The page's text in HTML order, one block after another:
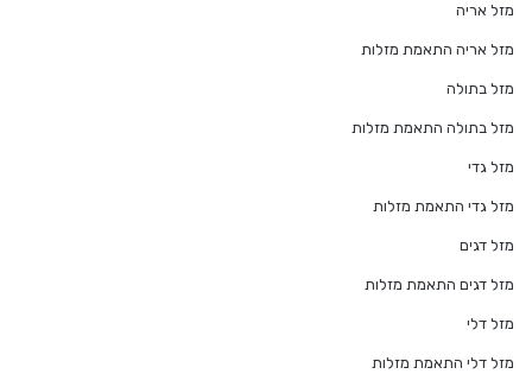
מזל אריה
מזל אריה התאמת מזלות
מזל בתולה
מזל בתולה התאמת מזלות
מזל גדי
מזל גדי התאמת מזלות
מזל דגים
מזל דגים התאמת מזלות
מזל דלי
מזל דלי התאמת מזלות